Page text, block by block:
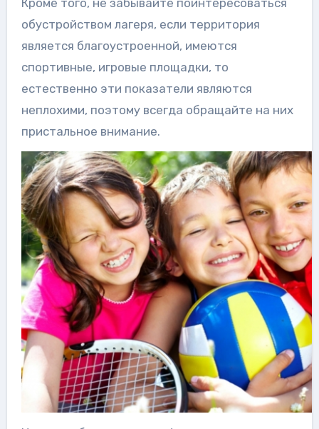
обустройством лагеря, если территория
является благоустроенной, имеются
спортивные, игровые площадки, то
естественно эти показатели являются
неплохими, поэтому всегда обращайте на них
пристальное внимание.